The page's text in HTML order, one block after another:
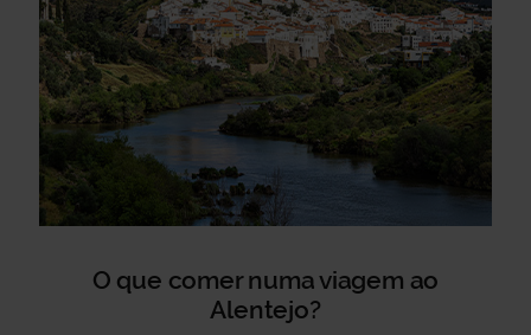
O que comer numa viagem ao
Alentejo?